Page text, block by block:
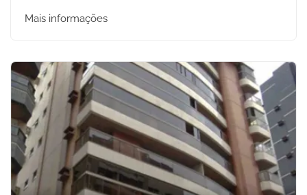
Mais informações